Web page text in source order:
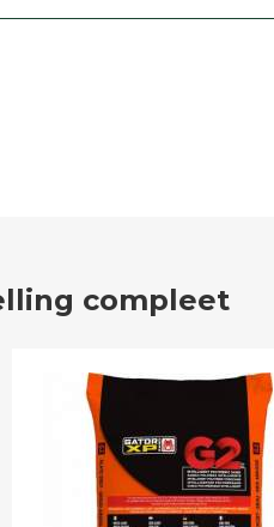
compleet